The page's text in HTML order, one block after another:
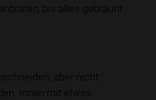
bis alles gebräunt
aber nicht
Innen mit etwas